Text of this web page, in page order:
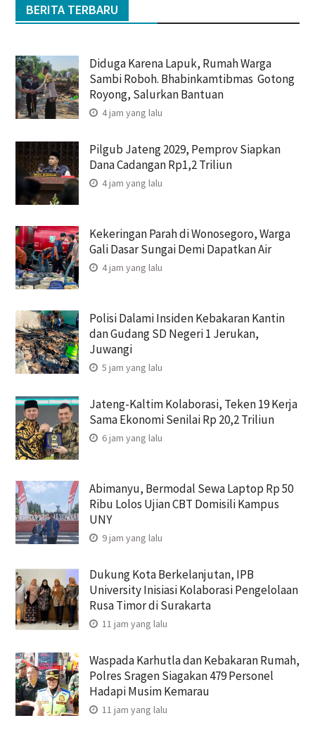
BERITA TERBARU
Diduga Karena Lapuk, Rumah Warga
Sambi Roboh. Bhabinkamtibmas Gotong
Royong, Salurkan Bantuan
4 jam yang lalu
Pilgub Jateng 2029, Pemprov Siapkan
Dana Cadangan Rp1,2 Triliun
4 jam yang lalu
Kekeringan Parah di Wonosegoro, Warga
Gali Dasar Sungai Demi Dapatkan Air
4 jam yang lalu
Polisi Dalami Insiden Kebakaran Kantin
dan Gudang SD Negeri 1 Jerukan,
Juwangi
5 jam yang lalu
Jateng-Kaltim Kolaborasi, Teken 19 Kerja
Sama Ekonomi Senilai Rp 20,2 Triliun
6 jam yang lalu
Abimanyu, Bermodal Sewa Laptop Rp 50
Ribu Lolos Ujian CBT Domisili Kampus
UNY
9 jam yang lalu
Dukung Kota Berkelanjutan, IPB
University Inisiasi Kolaborasi Pengelolaan
Rusa Timor di Surakarta
11 jam yang lalu
Waspada Karhutla dan Kebakaran Rumah,
Polres Sragen Siagakan 479 Personel
Hadapi Musim Kemarau
11 jam yang lalu